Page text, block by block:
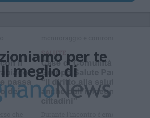
per te
Il meglio di